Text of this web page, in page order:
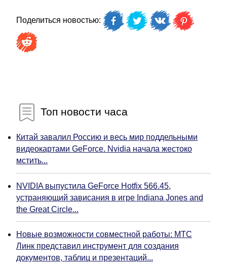
Поделиться новостью:
Топ новости часа
Китай завалил Россию и весь мир поддельными
видеокартами GeForce. Nvidia начала жестоко
мстить...
NVIDIA выпустила GeForce Hotfix 566.45,
устраняющий зависания в игре Indiana Jones and
the Great Circle...
Новые возможности совместной работы: МТС
Линк представил инструмент для создания
документов, таблиц и презентаций...